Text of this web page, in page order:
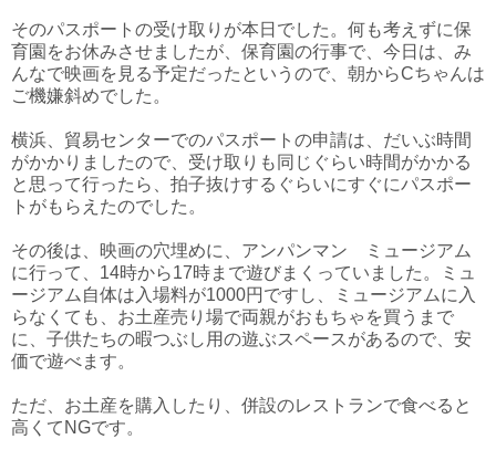
そのパスポートの受け取りが本日でした。何も考えずに保
育園をお休みさせましたが、保育園の行事で、今日は、み
んなで映画を見る予定だったというので、朝からCちゃんは
ご機嫌斜めでした。
横浜、貿易センターでのパスポートの申請は、だいぶ時間
がかかりましたので、受け取りも同じぐらい時間がかかる
と思って行ったら、拍子抜けするぐらいにすぐにパスポー
トがもらえたのでした。
その後は、映画の穴埋めに、アンパンマン ミュージアム
に行って、14時から17時まで遊びまくっていました。ミュ
ージアム自体は入場料が1000円ですし、ミュージアムに入
らなくても、お土産売り場で両親がおもちゃを買うまで
に、子供たちの暇つぶし用の遊ぶスペースがあるので、安
価で遊べます。
ただ、お土産を購入したり、併設のレストランで食べると
高くてNGです。